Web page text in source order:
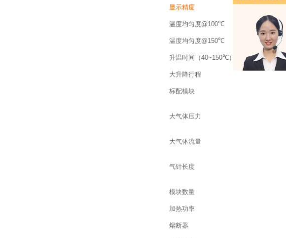
显示精度
温度均匀度@100℃
温度均匀度@150℃
升温时间（40~150℃）
大升降行程
标配模块
大气体压力
大气体流量
气针长度
模块数量
加热功率
熔断器